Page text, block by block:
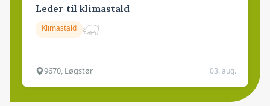
Leder til klimastald
Klimastald
9670, Løgstør 03. aug.